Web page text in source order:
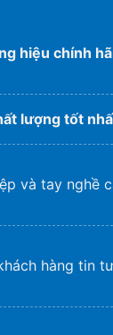
hiệu chính
lượng tốt
và tay nghề
hàng tin